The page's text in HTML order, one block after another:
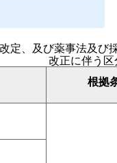
根拠
定、及び薬事法及
改正に伴う